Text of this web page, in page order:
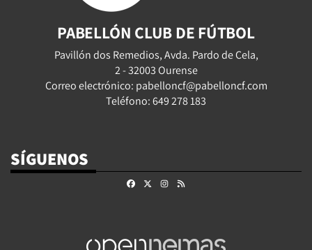
PABELLÓN CLUB DE FÚTBOL
Pavillón dos Remedios, Avda. Pardo de Cela,
2 - 32003 Ourense
Correo electrónico: pabelloncf@pabelloncf.com
Teléfono: 649 278 183
SÍGUENOS
FacebookInstagram